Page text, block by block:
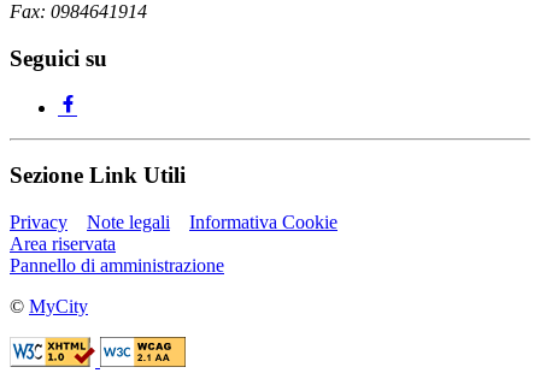
Fax: 0984641914
Seguici su
Sezione Link Utili
Privacy Note legali
Informativa Cookie
Area riservata
Pannello di amministrazione
© MyCity